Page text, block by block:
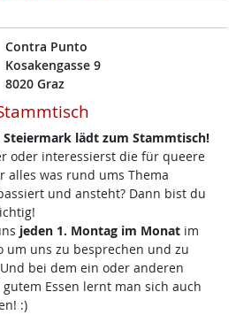
Contra Punto
Kosakengasse 9
8020 Graz
Steiermark lädt zum Stammtisch!
oder interessierst die für queere
alles was rund ums Thema
und ansteht? Dann bist du
jeden 1. Montag im Monatim
um uns zu besprechen und zu
bei dem ein oder anderen
Essen lernt man sich auch
:)